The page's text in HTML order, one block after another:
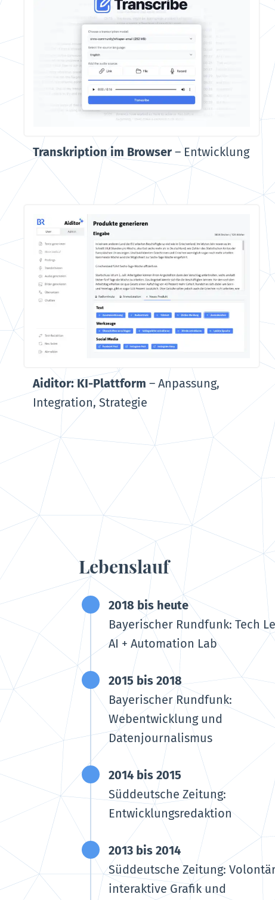
Transkription im Browser – Entwicklung
Aiditor: KI-Plattform – Anpassung,
Integration, Strategie
Lebenslauf
2018 bis heute
Bayerischer Rundfunk: Tech
AI + Automation Lab
2015 bis 2018
Bayerischer Rundfunk:
Webentwicklung und
Datenjournalismus
2014 bis 2015
Süddeutsche Zeitung:
Entwicklungsredaktion
2013 bis 2014
Süddeutsche Zeitung:
interaktive Grafik und